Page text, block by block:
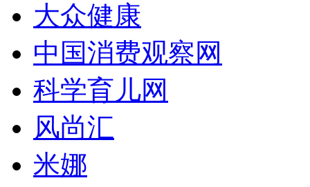
大众健康
中国消费观察网
科学育儿网
风尚汇
米娜